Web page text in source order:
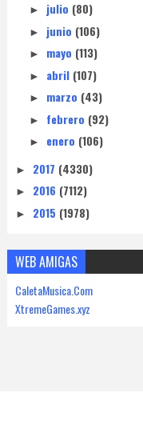
► julio (80)
► junio (106)
► mayo (113)
► abril (107)
► marzo (43)
► febrero (92)
► enero (106)
► 2017 (4330)
► 2016 (7112)
► 2015 (1978)
WEB AMIGAS
CaletaMusica.Com
XtremeGames.xyz